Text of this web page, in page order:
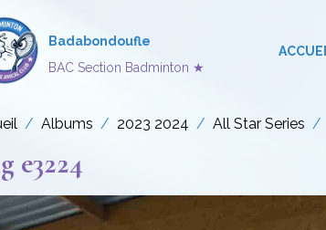
Badabondoufle
BAC Section Badminton ★
Albums 2023 2024 All Star Series
e3224